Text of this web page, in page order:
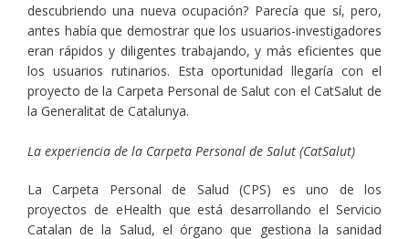
descubriendo una nueva ocupación? Parecía que sí, pero,
antes había que demostrar que los usuarios-investigadores
eran rápidos y diligentes trabajando, y más eficientes que
los usuarios rutinarios. Esta oportunidad llegaría con el
proyecto de la Carpeta Personal de Salut con el CatSalut de
la Generalitat de Catalunya.
La experiencia de la Carpeta Personal de Salut (CatSalut)
La Carpeta Personal de Salud (CPS) es uno de los
proyectos de eHealth que está desarrollando el Servicio
Catalan de la Salud, el órgano que gestiona la sanidad